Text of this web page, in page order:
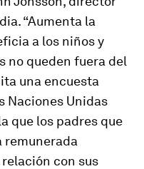
“Aumenta la
a los niños y
no queden fuera del
una encuesta
Naciones Unidas
que los padres que
remunerada
con sus